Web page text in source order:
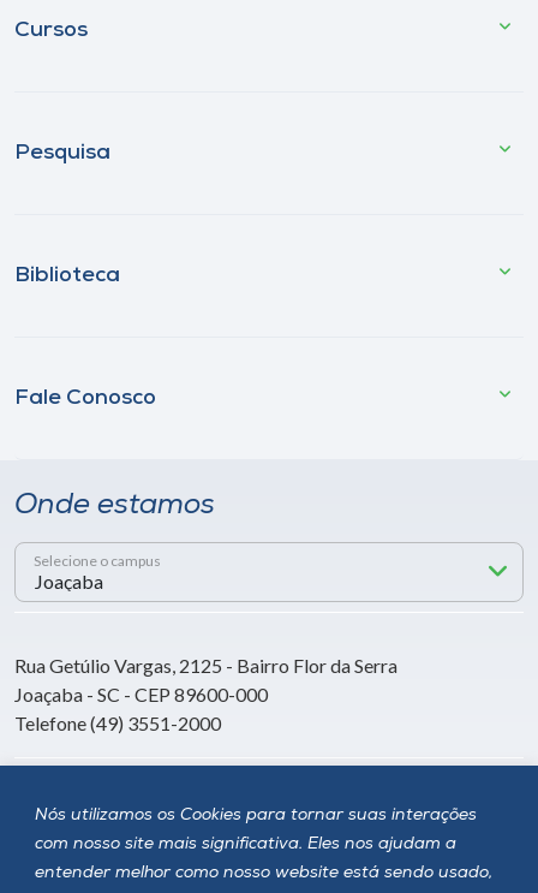
Nós utilizamos os Cookies para tornar suas interações
com nosso site mais significativa. Eles nos ajudam a
entender melhor como nosso website está sendo usado,
Cursos
Pesquisa
Biblioteca
Fale Conosco
Onde estamos
Selecione o campus
Rua Getúlio Vargas, 2125 - Bairro Flor da Serra
Joaçaba - SC - CEP 89600-000
Telefone (49) 3551-2000
Siga a Unoesc